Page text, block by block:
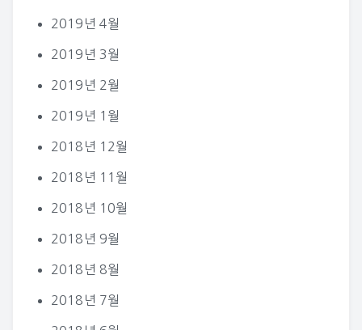
2019년 4월
2019년 3월
2019년 2월
2019년 1월
2018년 12월
2018년 11월
2018년 10월
2018년 9월
2018년 8월
2018년 7월